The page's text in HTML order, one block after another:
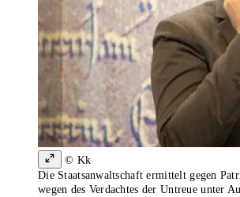
© Kk
Die Staatsanwaltschaft ermittelt gegen
wegen des Verdachtes der Untreue unter